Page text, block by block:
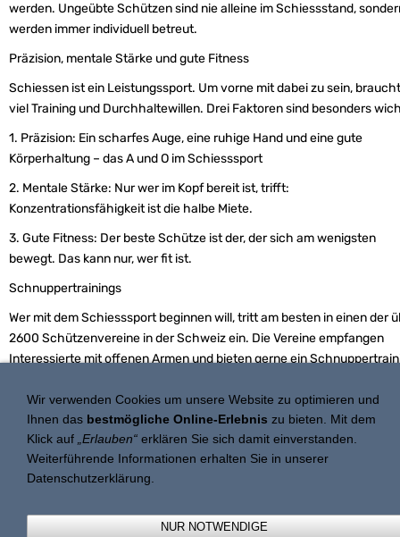
werden. Ungeübte Schützen sind nie alleine im Schiessstand,
werden immer individuell betreut.
Präzision, mentale Stärke und gute Fitness
Schiessen ist ein Leistungssport. Um vorne mit dabei zu sein,
viel Training und Durchhaltewillen. Drei Faktoren sind besonders
1. Präzision: Ein scharfes Auge, eine ruhige Hand und eine gute
Körperhaltung – das A und O im Schiesssport
2. Mentale Stärke: Nur wer im Kopf bereit ist, trifft:
Konzentrationsfähigkeit ist die halbe Miete.
3. Gute Fitness: Der beste Schütze ist der, der sich am wenigsten
bewegt. Das kann nur, wer fit ist.
Schnuppertrainings
Wer mit dem Schiesssport beginnen will, tritt am besten in einen der
2600 Schützenvereine in der Schweiz ein. Die Vereine empfangen
Interessierte mit offenen Armen und bieten gerne ein
Wir verwenden Cookies um unsere Website zu optimieren und
Ihnen das bestmögliche Online-Erlebnis zu bieten. Mit dem
Klick auf „Erlauben“ erklären Sie sich damit einverstanden.
Weiterführende Informationen erhalten Sie in unserer
Datenschutzerklärung.
NUR NOTWENDIGE